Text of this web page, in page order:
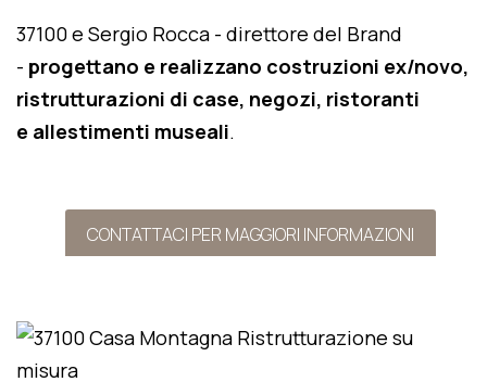
37100 e Sergio Rocca - direttore del Brand
- progettano e realizzano costruzioni ex/novo,
ristrutturazioni di case, negozi, ristoranti
e allestimenti museali.
CONTATTACI PER MAGGIORI INFORMAZIONI